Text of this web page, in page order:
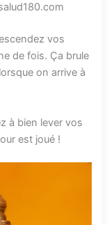
vos
de fois. Ça brule
on arrive à
à bien lever vos
est joué !